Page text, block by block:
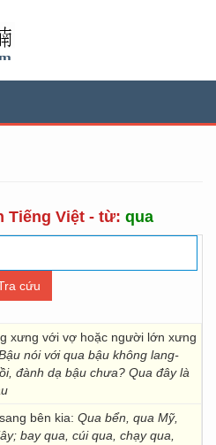
Tiếng Việt - từ: qua
xưng với vợ hoặc người lớn xưng
nói với qua bậu không lang-
đành dạ bậu chưa? Qua đây là
bên kia: Qua bển, qua Mỹ,
bay qua, cúi qua, chạy qua,